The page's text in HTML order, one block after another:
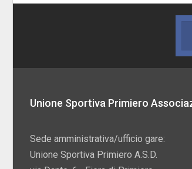
Unione Sportiva Primiero
Sede amministrativa/ufficio gare:
Unione Sportiva Primiero A.S.D.